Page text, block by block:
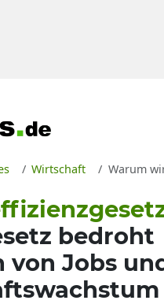
Wirtschaft Warum
bedroht
von Jobs